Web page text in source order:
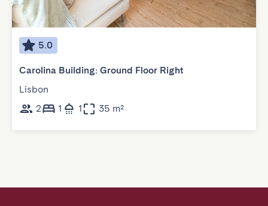
5.0
Carolina Building: Ground Floor Right
Lisbon
2
1 1 35 m²